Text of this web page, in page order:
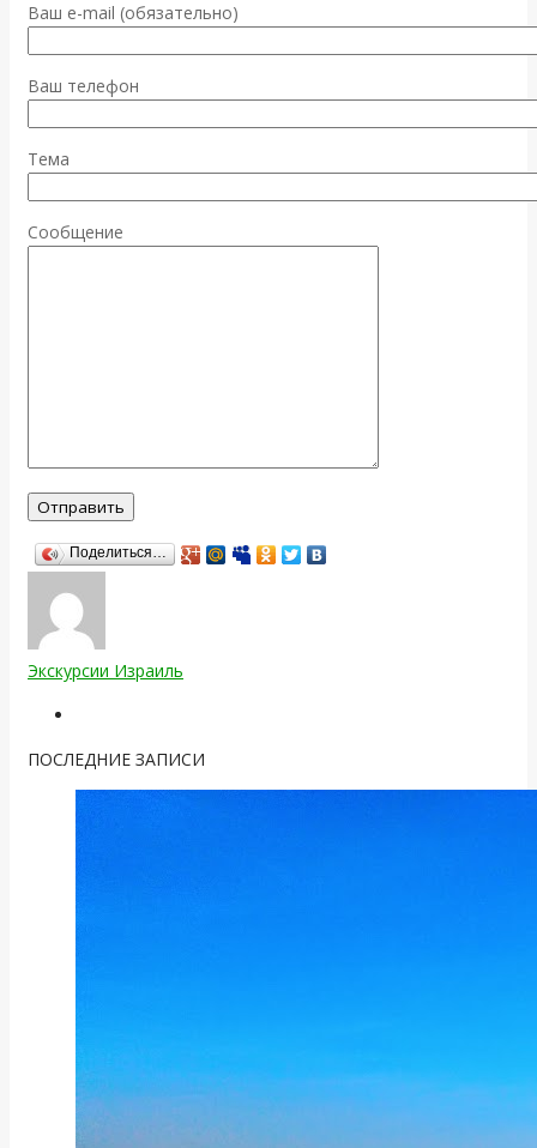
Ваш e-mail (обязательно)
Ваш телефон
Тема
Сообщение
Поделиться…
Экскурсии Израиль
ПОСЛЕДНИЕ ЗАПИСИ